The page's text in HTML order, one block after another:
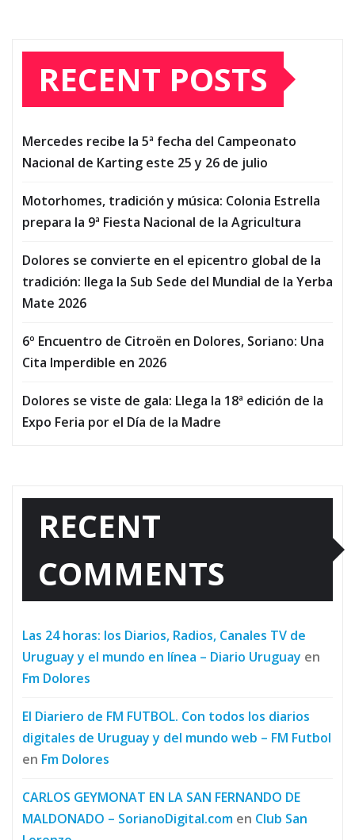
RECENT POSTS
Mercedes recibe la 5ª fecha del Campeonato
Nacional de Karting este 25 y 26 de julio
Motorhomes, tradición y música: Colonia Estrella
prepara la 9ª Fiesta Nacional de la Agricultura
Dolores se convierte en el epicentro global de la
tradición: llega la Sub Sede del Mundial de la Yerba
Mate 2026
6º Encuentro de Citroën en Dolores, Soriano: Una
Cita Imperdible en 2026
Dolores se viste de gala: Llega la 18ª edición de la
Expo Feria por el Día de la Madre
RECENT
COMMENTS
Las 24 horas: los Diarios, Radios, Canales TV de
Uruguay y el mundo en línea – Diario Uruguay en
Fm Dolores
El Diariero de FM FUTBOL. Con todos los diarios
digitales de Uruguay y del mundo web – FM Futbol
en Fm Dolores
CARLOS GEYMONAT EN LA SAN FERNANDO DE
MALDONADO – SorianoDigital.com en Club San